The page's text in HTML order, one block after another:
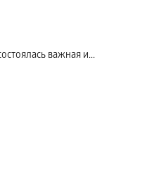
важная и...